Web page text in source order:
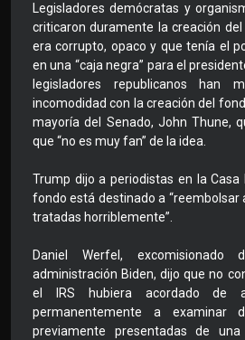
Legisladores demócratas y
criticaron duramente la creación
era corrupto, opaco y que tenía el
en una “caja negra” para el
legisladores republicanos han
incomodidad con la creación del
mayoría del Senado, John Thune,
que “no es muy fan” de la idea.
Trump dijo a periodistas en la Casa
fondo está destinado a “reembolsar
tratadas horriblemente”.
Daniel Werfel,
administración Biden, dijo que no
el IRS hubiera acordado de
permanentemente a examinar
previamente presentadas de